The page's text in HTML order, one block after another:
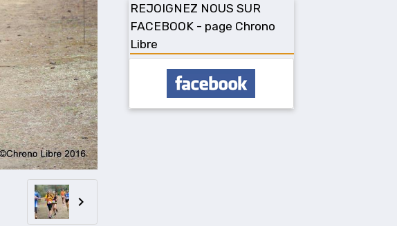
REJOIGNEZ NOUS SUR
FACEBOOK - page Chrono
Libre